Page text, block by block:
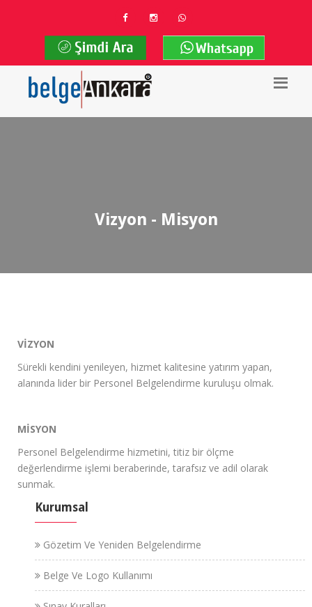
Vizyon - Misyon
VİZYON
Sürekli kendini yenileyen, hizmet kalitesine yatırım yapan,
alanında lider bir Personel Belgelendirme kuruluşu olmak.
MİSYON
Personel Belgelendirme hizmetini, titiz bir ölçme
değerlendirme işlemi beraberinde, tarafsız ve adil olarak
sunmak.
Kurumsal
Gözetim Ve Yeniden Belgelendirme
Belge Ve Logo Kullanımı